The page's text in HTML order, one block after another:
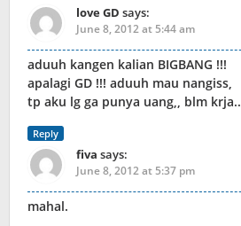
love GD says:
June 8, 2012 at 5:44 am
aduuh kangen kalian BIGBANG !!!
apalagi GD !!! aduuh mau nangiss,
tp aku lg ga punya uang,, blm krja..
Reply
fiva says:
June 8, 2012 at 5:37 pm
mahal.